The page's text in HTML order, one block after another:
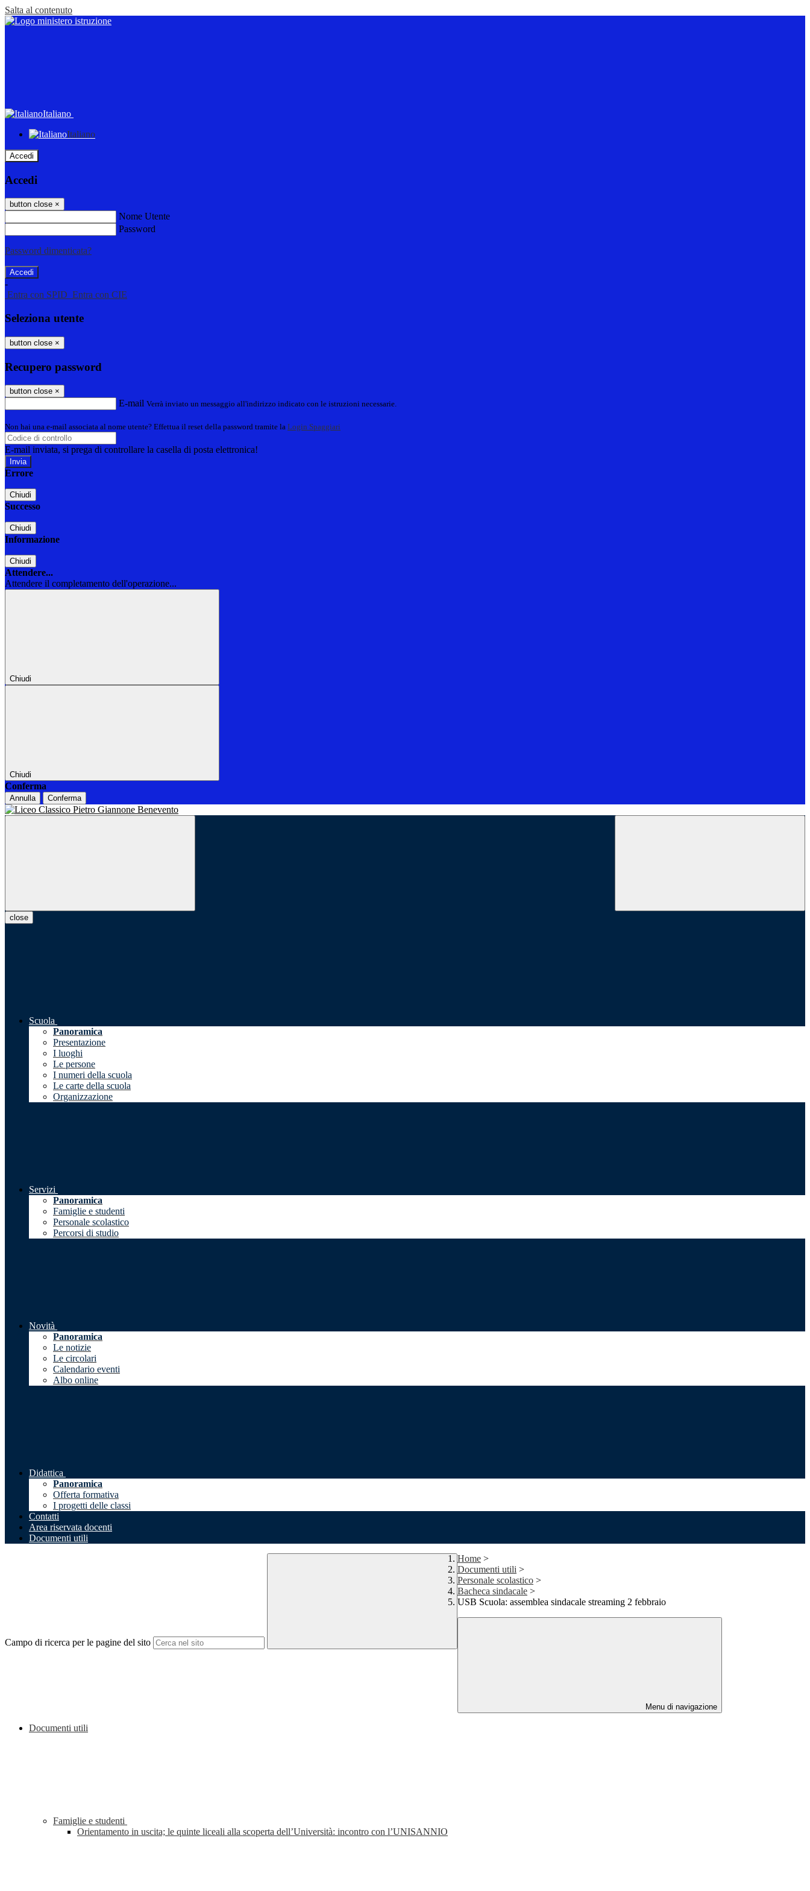
Salta al contenuto
Italiano
Italiano
Accedi
Accedi
button close ×
Nome Utente
Password
Password dimenticata?
-
Entra con SPID Entra con CIE
Seleziona utente
button close ×
Recupero password
button close ×
E-mail Verrà inviato un messaggio all'indirizzo indicato con le istruzioni necessarie.
Non hai una e-mail associata al nome utente? Effettua il reset della password tramite la Login Spaggiari
E-mail inviata, si prega di controllare la casella di posta elettronica!
Errore
Chiudi
Successo
Chiudi
Informazione
Chiudi
Attendere...
Attendere il completamento dell'operazione...
Chiudi
Chiudi
Conferma
Annulla Conferma
close
Scuola
Panoramica
Presentazione
I luoghi
Le persone
I numeri della scuola
Le carte della scuola
Organizzazione
Servizi
Panoramica
Famiglie e studenti
Personale scolastico
Percorsi di studio
Novità
Panoramica
Le notizie
Le circolari
Calendario eventi
Albo online
Didattica
Panoramica
Offerta formativa
I progetti delle classi
Contatti
Area riservata docenti
Documenti utili
Campo di ricerca per le pagine del sito
Home >
Documenti utili >
Personale scolastico >
Bacheca sindacale >
USB Scuola: assemblea sindacale streaming 2 febbraio
Menu di navigazione
Documenti utili
Famiglie e studenti
Orientamento in uscita; le quinte liceali alla scoperta dell’Università: incontro con l’UNISANNIO